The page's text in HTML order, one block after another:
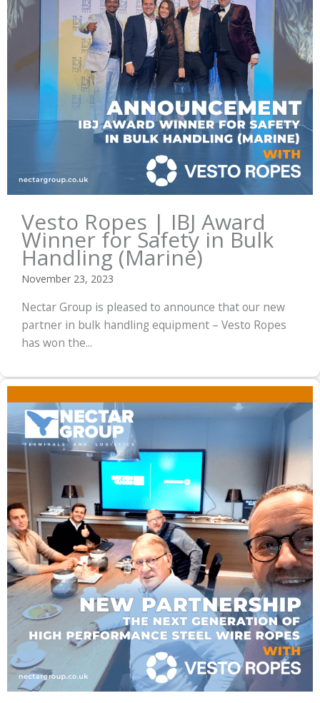
Vesto Ropes | IBJ Award
Winner for Safety in Bulk
Handling (Marine)
November 23, 2023
Nectar Group is pleased to announce that our new
partner in bulk handling equipment – Vesto Ropes
has won the...